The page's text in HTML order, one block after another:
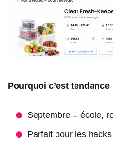
Pourquoi c’est tendance
Septembre = école,
Parfait pour les